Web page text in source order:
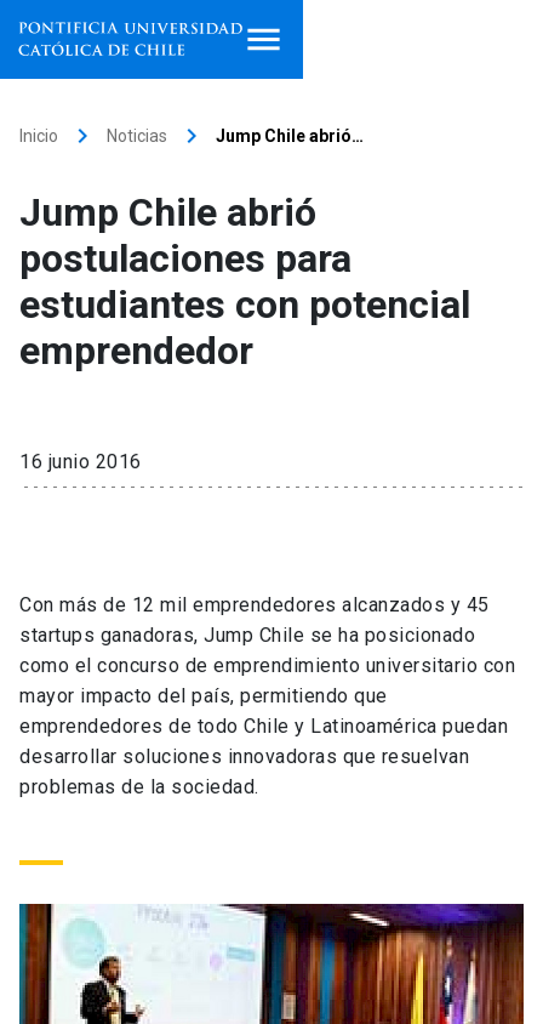
Facultades, escuelas e
institutos
Investigación
Información para keyboard_arrow_down
Futuros estudiantes
Estudiantes
Académicos
Personal
Alumni launch
Padres y familia
Go to english site
ACCESOS DIRECTOS
Admisión launch
Mi Portal UC
Medios Biblioteca
Inicio keyboard_arrow_right Noticias keyboard_arrow_right Jump Chile abrió…
Jump Chile abrió
postulaciones para
estudiantes con potencial
emprendedor
16 junio 2016
Con más de 12 mil emprendedores alcanzados y 45
startups ganadoras, Jump Chile se ha posicionado
como el concurso de emprendimiento universitario con
mayor impacto del país, permitiendo que
emprendedores de todo Chile y Latinoamérica puedan
desarrollar soluciones innovadoras que resuelvan
problemas de la sociedad.